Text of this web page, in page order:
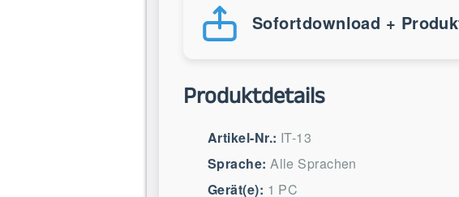
Sofortdownload +
Produktdetails
Artikel-Nr.: IT-13
Sprache: Alle Sprachen
Gerät(e): 1 PC